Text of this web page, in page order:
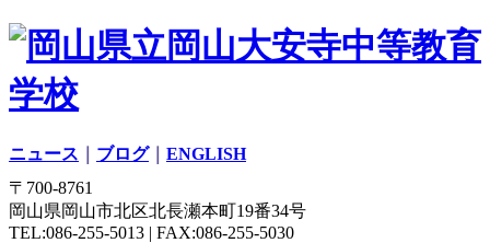
ニュース ブログ｜ ENGLISH
〒700-8761
岡山県岡山市北区北長瀬本町19番34号
TEL:086-255-5013 | FAX:086-255-5030